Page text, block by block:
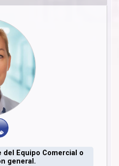
Equipo Comercial o
general.